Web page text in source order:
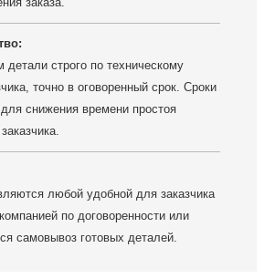
детали строго по техническому
точно в оговоренный срок. Сроки
снижения времени простоя
любой удобной для заказчика
по договоренности или
самовывоз готовых деталей.